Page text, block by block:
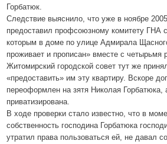
Горбатюк.
Следствие выяснило, что уже в ноябре
предоставил профсоюзному комитету ГНА
которым в доме по улице Адмирала
проживает и прописан» вместе с четырьмя
Житомирский городской совет тут же
«предоставить» им эту квартиру. Вскоре
переоформлен на зятя Николая Горбатюка,
приватизирована.
В ходе проверки стало известно, что в
собственность господина Горбатюка
утратил права пользоваться ей, не давал